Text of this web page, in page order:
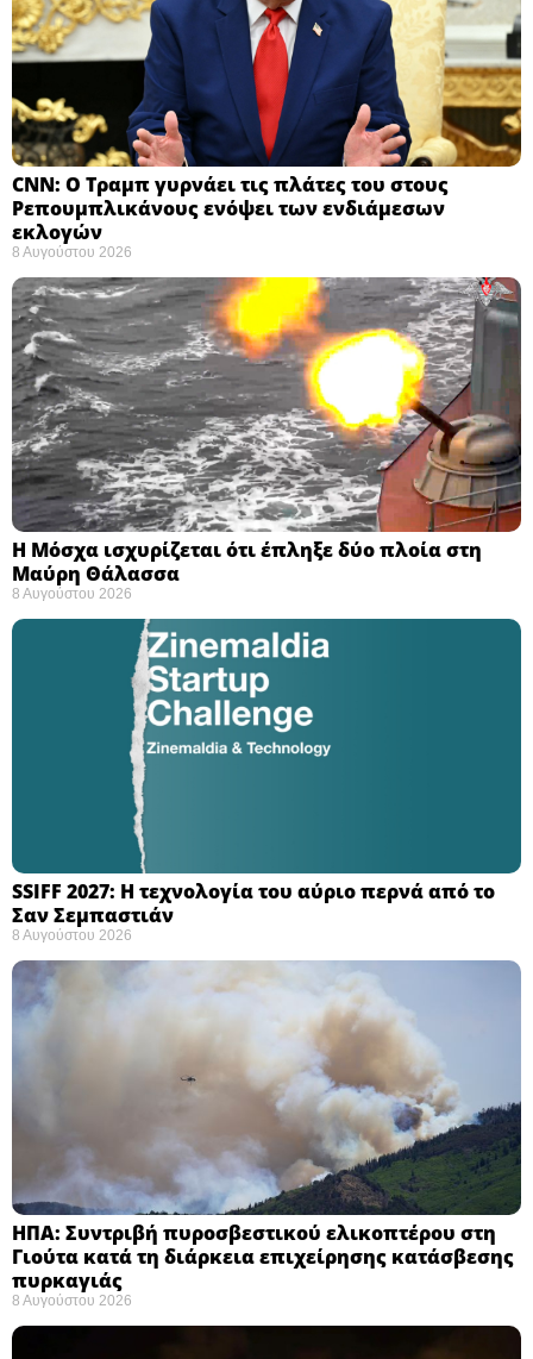
CNN: Ο Τραμπ γυρνάει τις πλάτες του στους
Ρεπουμπλικάνους ενόψει των ενδιάμεσων
εκλογών ​
8 Αυγούστου 2026
Η Μόσχα ισχυρίζεται ότι έπληξε δύο πλοία στη
Μαύρη Θάλασσα ​
8 Αυγούστου 2026
SSIFF 2027: Η τεχνολογία του αύριο περνά από το
Σαν Σεμπαστιάν ​
8 Αυγούστου 2026
ΗΠΑ: Συντριβή πυροσβεστικού ελικοπτέρου στη
Γιούτα κατά τη διάρκεια επιχείρησης κατάσβεσης
πυρκαγιάς ​
8 Αυγούστου 2026